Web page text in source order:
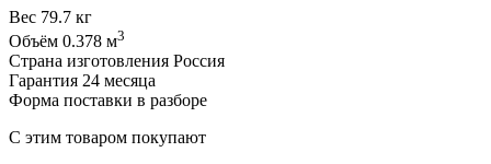
Вес 79.7 кг
Объём 0.378 м3
Страна изготовления Россия
Гарантия 24 месяца
Форма поставки в разборе
С этим товаром покупают